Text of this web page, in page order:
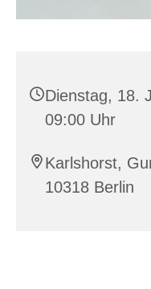
Dienstag, 18.
09:00 Uhr
Karlshorst,
10318 Berlin